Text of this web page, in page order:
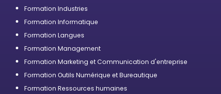
Formation Industries
Formation Informatique
Formation Langues
Formation Management
Formation Marketing et Communication d'entreprise
Formation Outils Numérique et Bureautique
Formation Ressources humaines